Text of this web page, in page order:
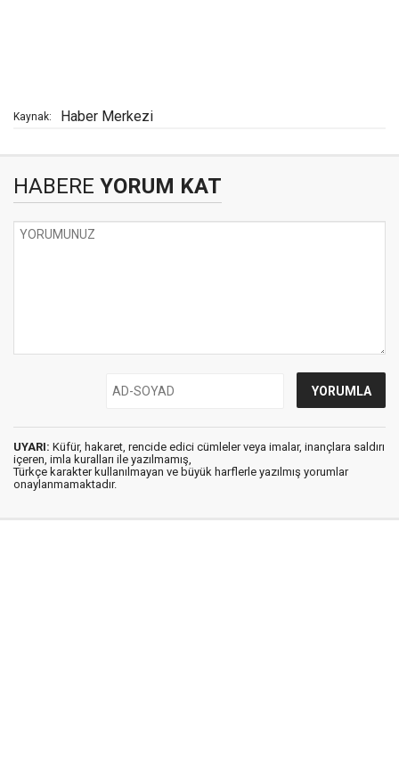
Kaynak: Haber Merkezi
HABERE YORUM KAT
UYARI: Küfür, hakaret, rencide edici cümleler veya imalar, inançlara saldırı
içeren, imla kuralları ile yazılmamış,
Türkçe karakter kullanılmayan ve büyük harflerle yazılmış yorumlar
onaylanmamaktadır.